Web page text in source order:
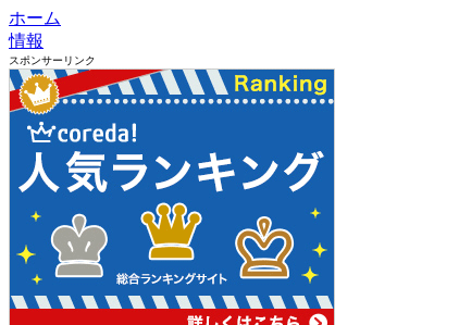
ホーム
情報
スポンサーリンク